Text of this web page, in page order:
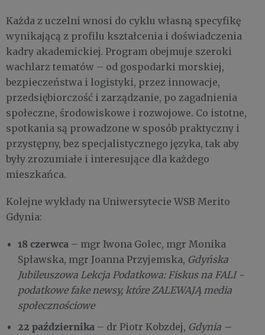
Każda z uczelni wnosi do cyklu własną specyfikę
wynikającą z profilu kształcenia i doświadczenia
kadry akademickiej. Program obejmuje szeroki
wachlarz tematów – od gospodarki morskiej,
bezpieczeństwa i logistyki, przez innowacje,
przedsiębiorczość i zarządzanie, po zagadnienia
społeczne, środowiskowe i rozwojowe. Co istotne,
spotkania są prowadzone w sposób praktyczny i
przystępny, bez specjalistycznego języka, tak aby
były zrozumiałe i interesujące dla każdego
mieszkańca.
Kolejne wykłady na Uniwersytecie WSB Merito
Gdynia:
18 czerwca – mgr Iwona Golec, mgr Monika
Spławska, mgr Joanna Przyjemska, Gdyńska
Jubileuszowa Lekcja Podatkowa: Fiskus na FALI -
podatkowe fake newsy, które ZALEWAJĄ media
społecznościowe
22 października – dr Piotr Kobzdej, Gdynia –